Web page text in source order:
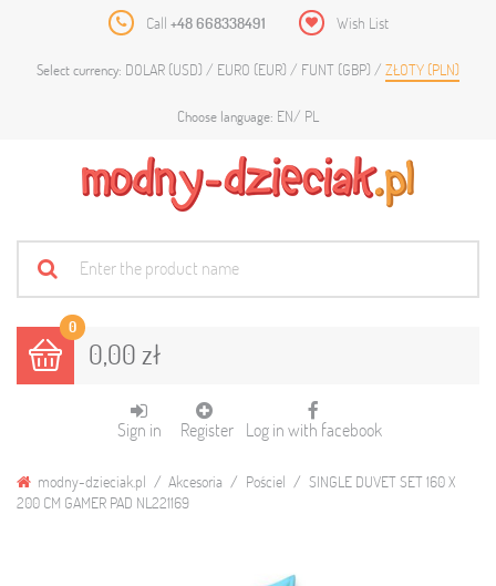
Call +48 668338491 Wish List
Select currency: DOLAR (USD) EURO (EUR) FUNT (GBP) ZŁOTY (PLN)
Choose language: EN PL
0
0,00 zł
Sign in Register Log in with facebook
modny-dzieciak.pl Akcesoria Pościel
SINGLE DUVET SET 160 X
200 CM GAMER PAD NL221169